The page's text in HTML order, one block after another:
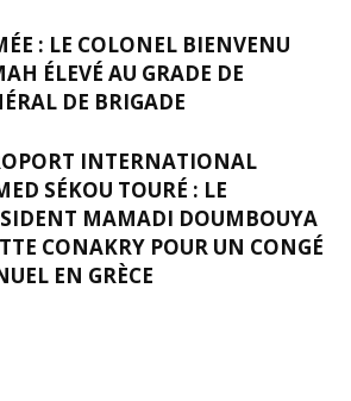
: LE COLONEL BIENVENU
ÉLEVÉ AU GRADE DE
DE BRIGADE
INTERNATIONAL
SÉKOU TOURÉ : LE
MAMADI DOUMBOUYA
CONAKRY POUR UN CONGÉ
EN GRÈCE